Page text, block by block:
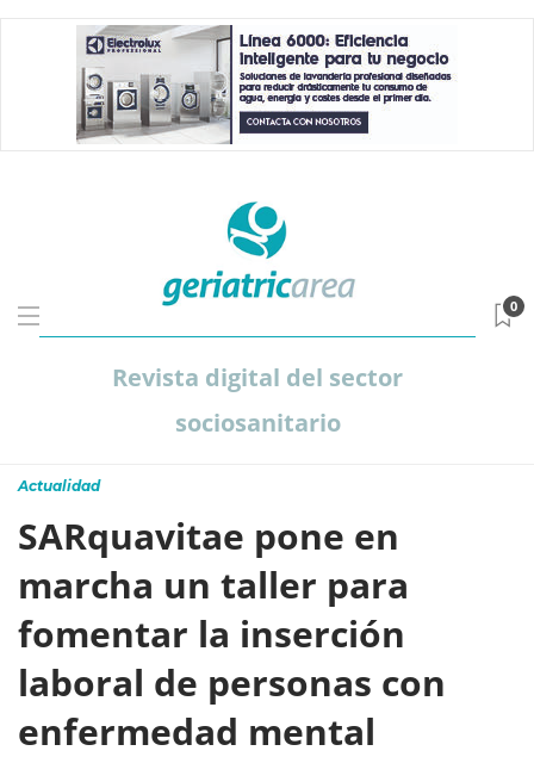
Revista digital del sector
sociosanitario
0
Actualidad
SARquavitae pone en
marcha un taller para
fomentar la inserción
laboral de personas con
enfermedad mental